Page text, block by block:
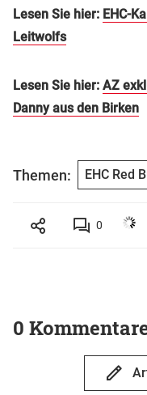
Lesen Sie hier: EHC-
Leitwolfs
Lesen Sie hier: AZ
Danny aus den Birken
Themen: EHC Red
0
0